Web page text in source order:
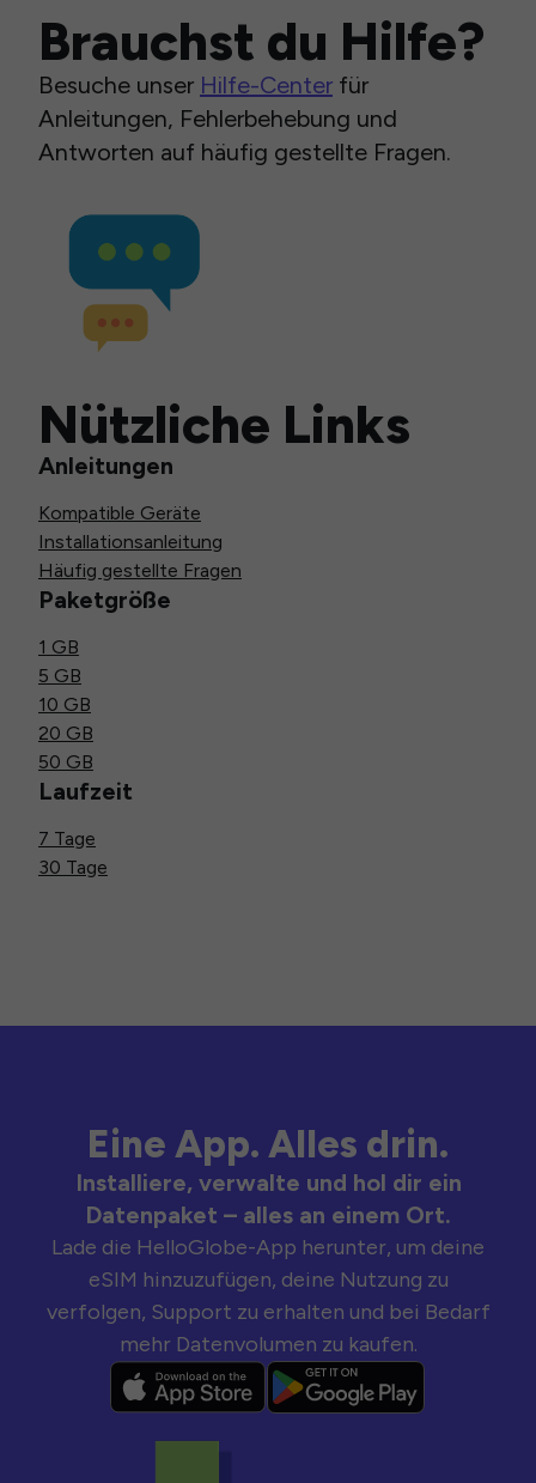
Brauchst du Hilfe?
Besuche unser Hilfe-Center für
Anleitungen, Fehlerbehebung und
Antworten auf häufig gestellte Fragen.
Nützliche Links
Anleitungen
Kompatible Geräte
Installationsanleitung
Häufig gestellte Fragen
Paketgröße
1 GB
5 GB
10 GB
20 GB
50 GB
Laufzeit
7 Tage
30 Tage
Eine App. Alles drin.
Installiere, verwalte und hol dir ein
Datenpaket – alles an einem Ort.
Lade die HelloGlobe-App herunter, um deine
eSIM hinzuzufügen, deine Nutzung zu
verfolgen, Support zu erhalten und bei Bedarf
mehr Datenvolumen zu kaufen.